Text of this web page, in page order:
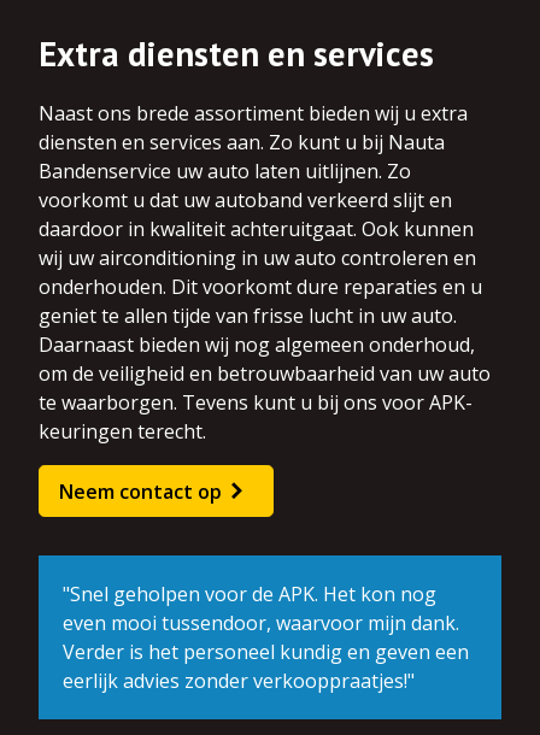
Extra diensten en services
Naast ons brede assortiment bieden wij u extra
diensten en services aan. Zo kunt u bij Nauta
Bandenservice uw auto laten uitlijnen. Zo
voorkomt u dat uw autoband verkeerd slijt en
daardoor in kwaliteit achteruitgaat. Ook kunnen
wij uw airconditioning in uw auto controleren en
onderhouden. Dit voorkomt dure reparaties en u
geniet te allen tijde van frisse lucht in uw auto.
Daarnaast bieden wij nog algemeen onderhoud,
om de veiligheid en betrouwbaarheid van uw auto
te waarborgen. Tevens kunt u bij ons voor APK-
keuringen terecht.
Neem contact op
"Snel geholpen voor de APK. Het kon nog
even mooi tussendoor, waarvoor mijn dank.
Verder is het personeel kundig en geven een
eerlijk advies zonder verkooppraatjes!"